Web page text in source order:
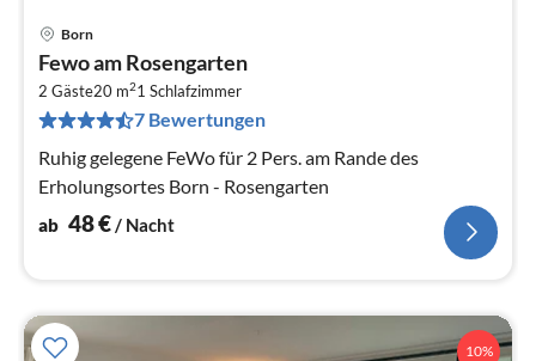
Born
Fewo am Rosengarten
2 Gäste20 m21 Schlafzimmer
7 Bewertungen
Ruhig gelegene FeWo für 2 Pers. am Rande des
Erholungsortes Born - Rosengarten
ab 48€ / Nacht
10%